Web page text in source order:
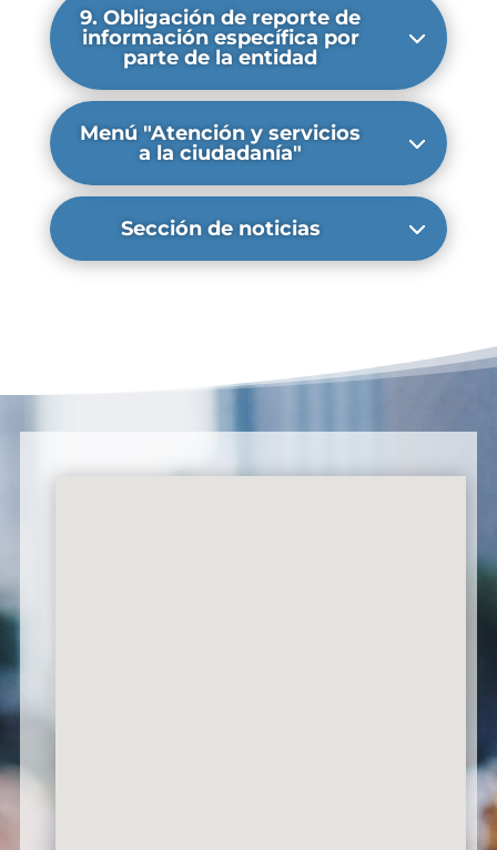
9. Obligación de reporte de
información específica por
parte de la entidad
Menú "Atención y servicios
a la ciudadanía"
Sección de noticias